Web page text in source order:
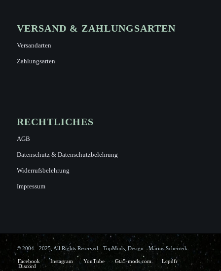
VERSAND & ZAHLUNGSARTEN
Versandarten
Zahlungsarten
RECHTLICHES
AGB
Datenschutz & Datenschutzbelehrung
Widerrufsbelehrung
Impressum
© 2004 - 2025, All Rights Reserved - TopMods, Design - Marius Scherreik
Facebook Instagram YouTube Gta5-mods.com
Lcpdfr
Discord